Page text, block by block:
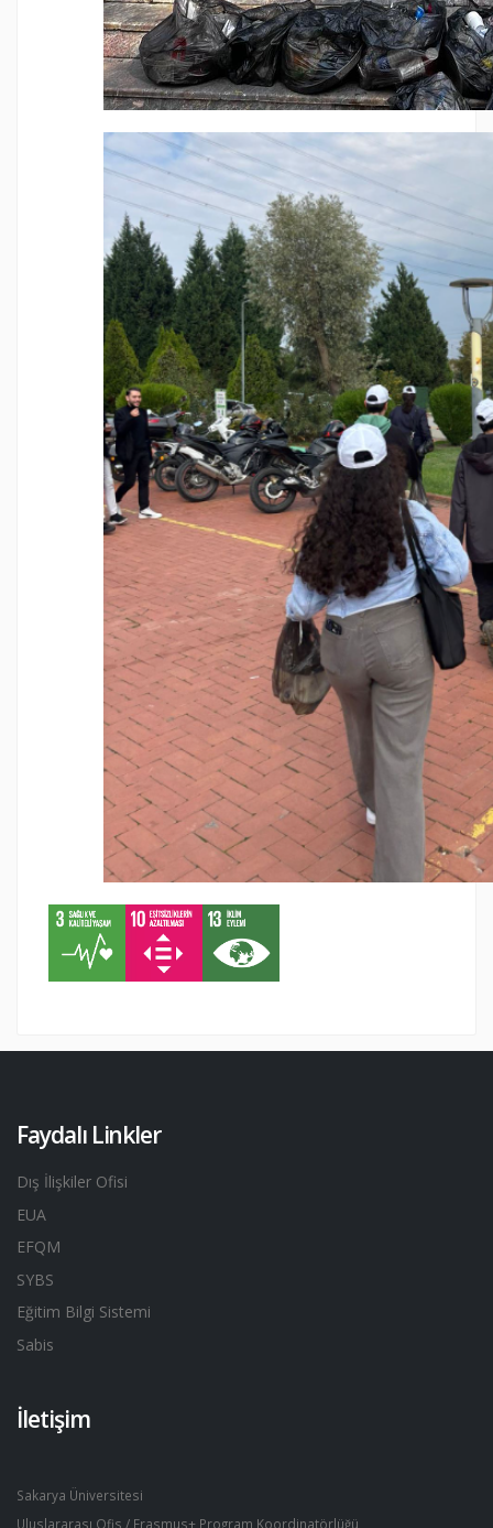
Faydalı Linkler
Dış İlişkiler Ofisi
EUA
EFQM
SYBS
Eğitim Bilgi Sistemi
Sabis
İletişim
Sakarya Üniversitesi
Uluslararası Ofis / Erasmus+ Program Koordinatörlüğü